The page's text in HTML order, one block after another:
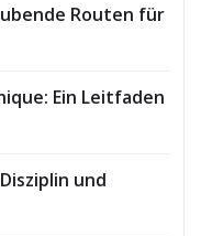
Routen für
Ein Leitfaden
und